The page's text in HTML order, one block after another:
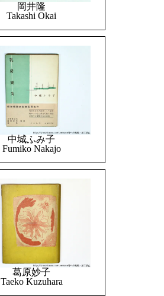
岡井隆
Takashi Okai
中城ふみ子
Fumiko Nakajo
葛原妙子
Taeko Kuzuhara